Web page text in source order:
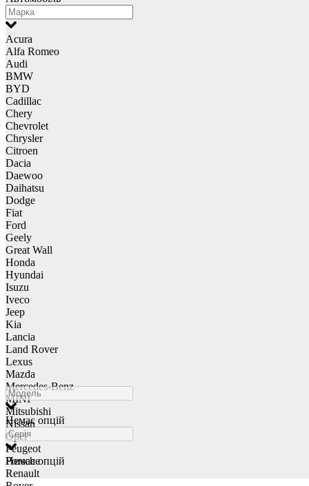
Acura
Alfa Romeo
Audi
BMW
BYD
Cadillac
Chery
Chevrolet
Chrysler
Citroen
Dacia
Daewoo
Daihatsu
Dodge
Fiat
Ford
Geely
Great Wall
Honda
Hyundai
Isuzu
Iveco
Jeep
Kia
Lancia
Land Rover
Lexus
Mazda
Mercedes-Benz
MINI
Mitsubishi
Nissan
Opel
Peugeot
Porsche
Renault
Немає опцій
Немає опцій